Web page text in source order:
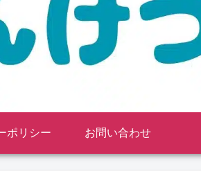
ポリシー お問い合わせ